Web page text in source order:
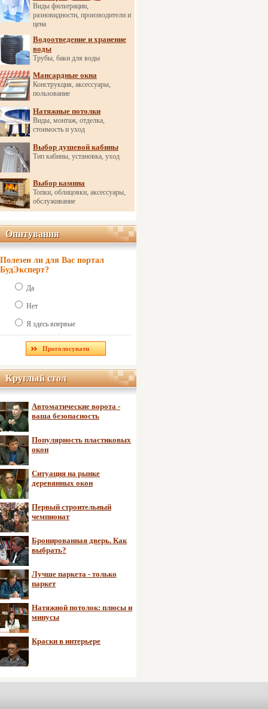
Виды фильтрации,
разновидности, производители и
цена
Водоотведение и хранение
воды
Трубы, баки для воды
Мансардные окна
Конструкция, аксессуары,
пользование
Натяжные потолки
Виды, монтаж, отделка,
стоимость и уход
Выбор душевой кабины
Тип кабины, установка, уход
Выбор камина
Топки, облицовки, аксессуары,
обслуживание
Опитування
Опитування
Полезен ли для Вас портал
БудЭксперт?
Да
Нет
Я здесь впервые
Круглый стол
Круглый стол
Автоматические ворота -
ваша безопасность
Популярность пластиковых
окон
Ситуация на рынке
деревянных окон
Первый строительный
чемпионат
Бронированная дверь. Как
выбрать?
Лучше паркета - только
паркет
Натяжной потолок: плюсы и
минусы
Краски в интерьере